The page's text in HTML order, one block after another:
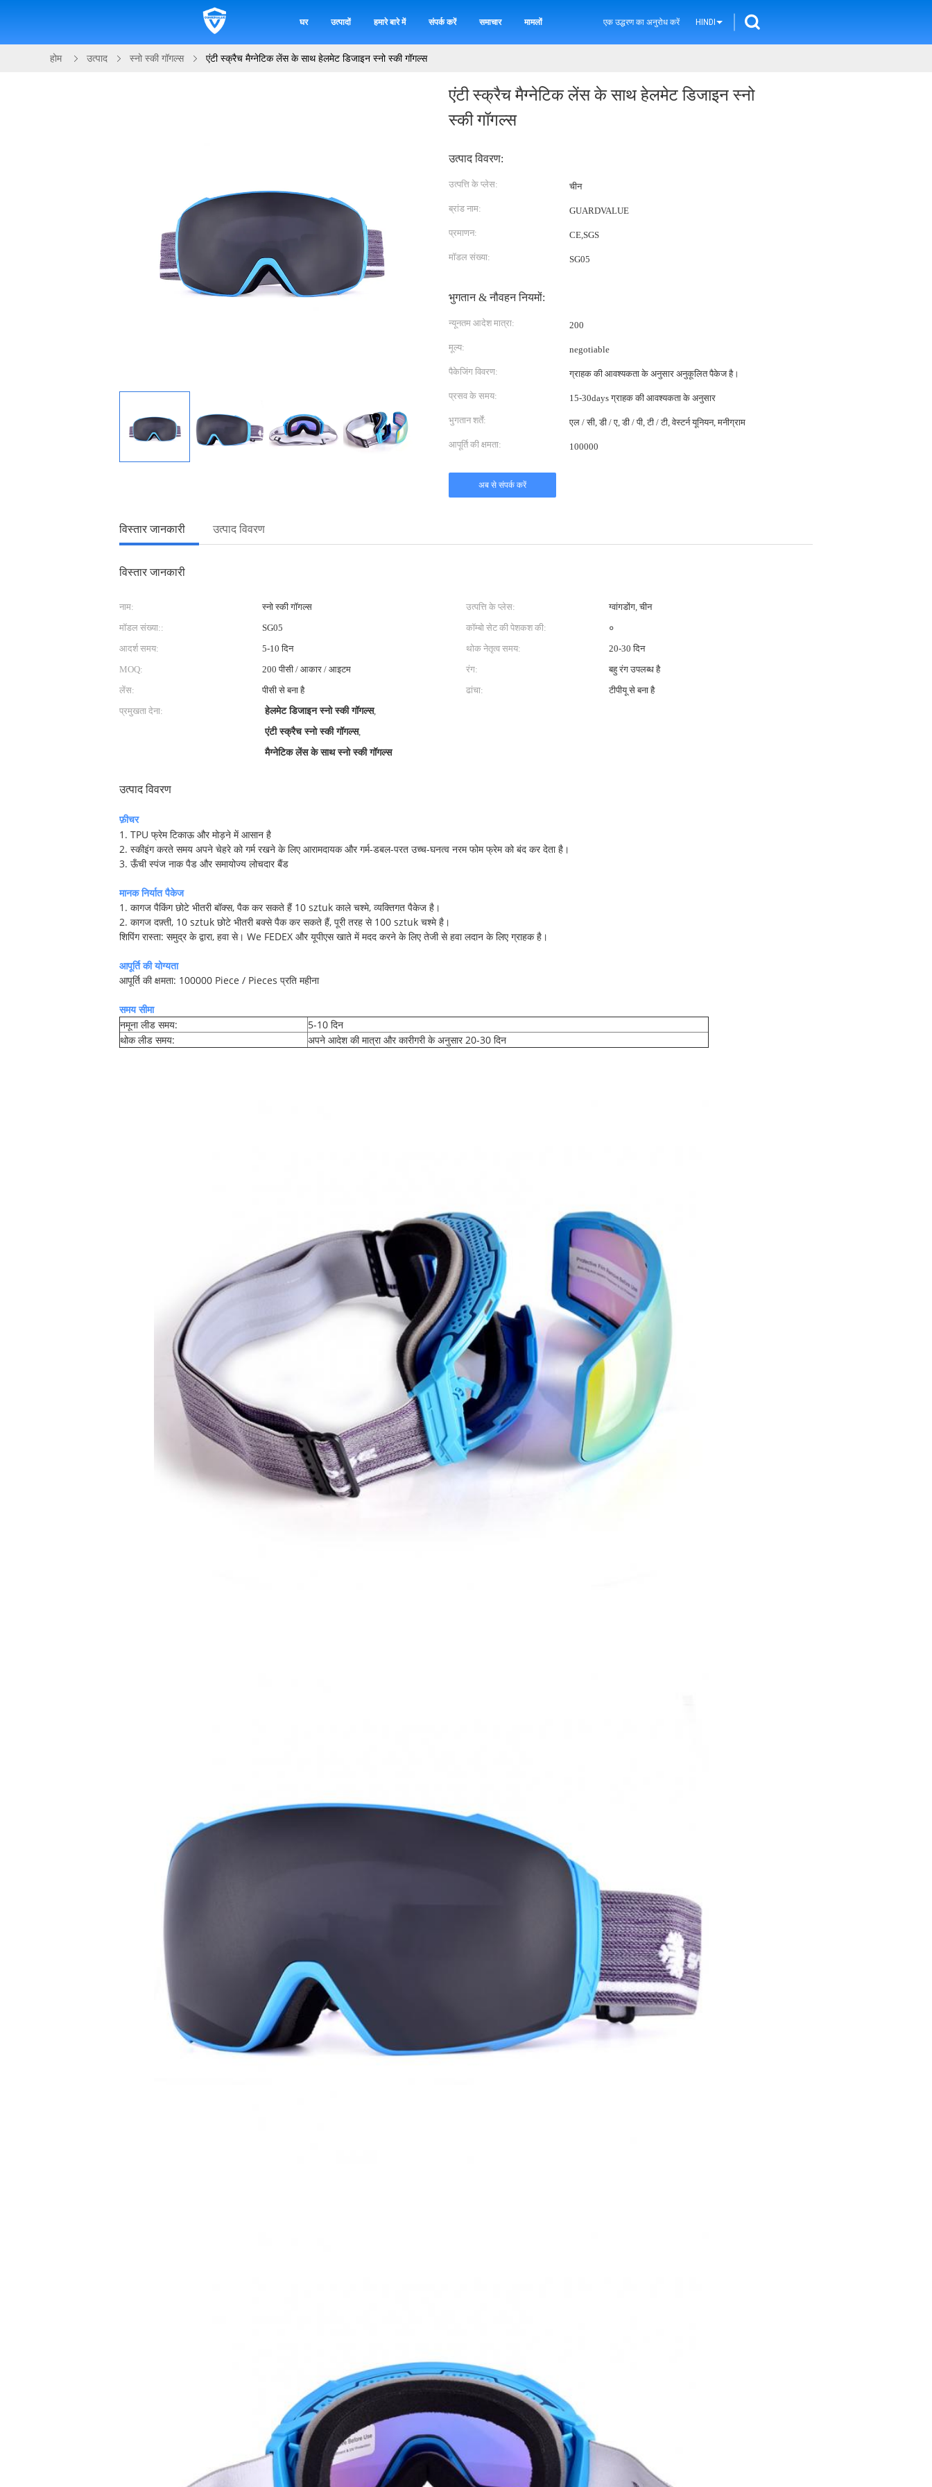
घर उत्पादों हमारे बारे में संपर्क करें समाचार मामलों एक उद्धरण का अनुरोध करें HINDI
होम उत्पाद स्नो स्की गॉगल्स एंटी स्क्रैच मैग्नेटिक लेंस के साथ हेलमेट डिजाइन स्नो स्की गॉगल्स
एंटी स्क्रैच मैग्नेटिक लेंस के साथ हेलमेट डिजाइन स्नो
स्की गॉगल्स
उत्पाद विवरण:
उत्पत्ति के प्लेस: चीन
ब्रांड नाम: GUARDVALUE
प्रमाणन: CE,SGS
मॉडल संख्या: SG05
भुगतान & नौवहन नियमों:
न्यूनतम आदेश मात्रा: 200
मूल्य: negotiable
पैकेजिंग विवरण: ग्राहक की आवश्यकता के अनुसार अनुकूलित पैकेज है।
प्रसव के समय: 15-30days ग्राहक की आवश्यकता के अनुसार
भुगतान शर्तें: एल / सी, डी / ए, डी / पी, टी / टी, वेस्टर्न यूनियन, मनीग्राम
आपूर्ति की क्षमता: 100000
अब से संपर्क करें
विस्तार जानकारी उत्पाद विवरण
विस्तार जानकारी
नाम: स्नो स्की गॉगल्स उत्पत्ति के प्लेस:
ग्वांगडोंग, चीन
मॉडल संख्या::
SG05 कॉम्बो सेट की पेशकश की:
०
आदर्श समय:
5-10 दिन थोक नेतृत्व समय:
20-30 दिन
MOQ:
200 पीसी / आकार / आइटम रंग:
बहु रंग उपलब्ध है
लेंस:
पीसी से बना है ढांचा:
टीपीयू से बना है
प्रमुखता देना:
हेलमेट डिजाइन स्नो स्की गॉगल्स,
एंटी स्क्रैच स्नो स्की गॉगल्स,
मैग्नेटिक लेंस के साथ स्नो स्की गॉगल्स
उत्पाद विवरण
फ़ीचर
1. TPU फ्रेम टिकाऊ और मोड़ने में आसान है
2. स्कीइंग करते समय अपने चेहरे को गर्म रखने के लिए आरामदायक और गर्म-डबल-परत उच्च-घनत्व नरम फोम फ्रेम को बंद कर देता है।
3. ऊँची स्पंज नाक पैड और समायोज्य लोचदार बैंड
मानक निर्यात पैकेज
1. कागज पैकिंग छोटे भीतरी बॉक्स, पैक कर सकते हैं 10 sztuk काले चश्मे, व्यक्तिगत पैकेज है।
2. कागज दफ़्ती, 10 sztuk छोटे भीतरी बक्से पैक कर सकते हैं, पूरी तरह से 100 sztuk चश्मे है।
शिपिंग रास्ता: समुद्र के द्वारा, हवा से। We FEDEX और यूपीएस खाते में मदद करने के लिए तेजी से हवा लदान के लिए ग्राहक है।
आपूर्ति की योग्यता
आपूर्ति की क्षमता: 100000 Piece / Pieces प्रति महीना
समय सीमा
नमूना लीड समय:
5-10 दिन
थोक लीड समय:
अपने आदेश की मात्रा और कारीगरी के अनुसार 20-30 दिन